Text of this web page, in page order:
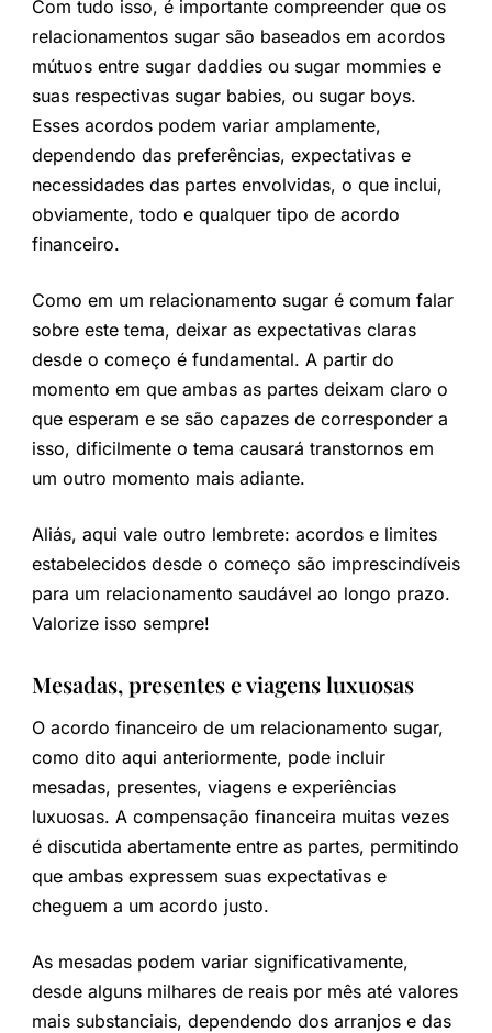
Com tudo isso, é importante compreender que os
relacionamentos sugar são baseados em acordos
mútuos entre sugar daddies ou sugar mommies e
suas respectivas sugar babies, ou sugar boys.
Esses acordos podem variar amplamente,
dependendo das preferências, expectativas e
necessidades das partes envolvidas, o que inclui,
obviamente, todo e qualquer tipo de acordo
financeiro.
Como em um relacionamento sugar é comum falar
sobre este tema, deixar as expectativas claras
desde o começo é fundamental. A partir do
momento em que ambas as partes deixam claro o
que esperam e se são capazes de corresponder a
isso, dificilmente o tema causará transtornos em
um outro momento mais adiante.
Aliás, aqui vale outro lembrete: acordos e limites
estabelecidos desde o começo são imprescindíveis
para um relacionamento saudável ao longo prazo.
Valorize isso sempre!
Mesadas, presentes e viagens luxuosas
O acordo financeiro de um relacionamento sugar,
como dito aqui anteriormente, pode incluir
mesadas, presentes, viagens e experiências
luxuosas. A compensação financeira muitas vezes
é discutida abertamente entre as partes, permitindo
que ambas expressem suas expectativas e
cheguem a um acordo justo.
As mesadas podem variar significativamente,
desde alguns milhares de reais por mês até valores
mais substanciais, dependendo dos arranjos e das